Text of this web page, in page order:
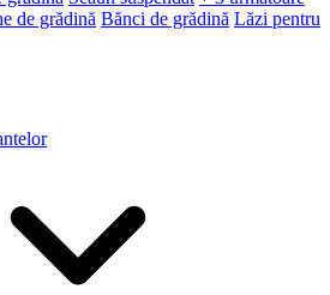
de grădină Bănci de grădină Lăzi pentru